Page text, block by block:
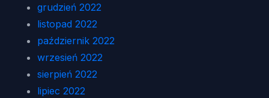
grudzień 2022
listopad 2022
październik 2022
wrzesień 2022
sierpień 2022
lipiec 2022